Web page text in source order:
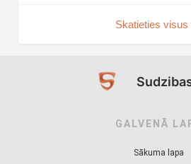
Skatieties visus
GALVENĀ
Sākuma lapa